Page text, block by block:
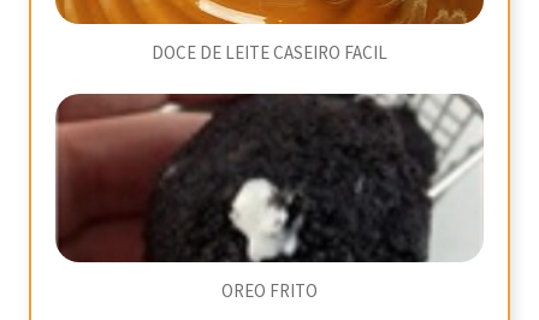
DOCE DE LEITE CASEIRO FACIL
OREO FRITO